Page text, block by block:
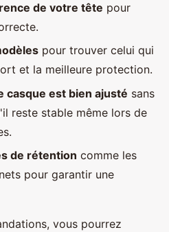
de votre tête pour
pour trouver celui qui
et la meilleure protection.
casque est bien ajusté sans
reste stable même lors de
de rétention comme les
pour garantir une
vous pourrez